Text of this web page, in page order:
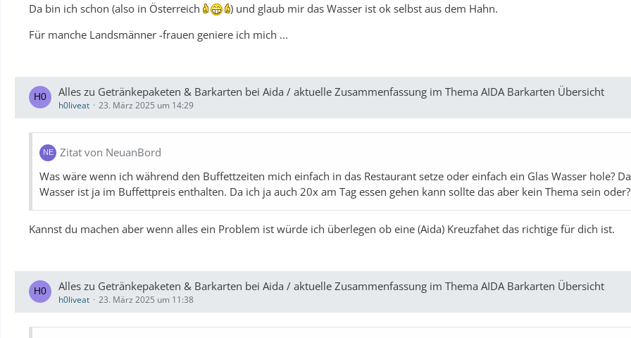
Da bin ich schon (also in Österreich
) und glaub mir das Wasser ist ok selbst aus dem Hahn.
Für manche Landsmänner -frauen geniere ich mich ...
Alles zu Getränkepaketen & Barkarten bei Aida / aktuelle Zusammenfassung im Thema AIDA Barkarten Übersicht
h0liveat 23. März 2025 um 14:29
Zitat von NeuanBord
Was wäre wenn ich während den Buffettzeiten mich einfach in das Restaurant setze oder einfach ein Glas Wasser hole?
Wasser ist ja im Buffettpreis enthalten. Da ich ja auch 20x am Tag essen gehen kann sollte das aber kein Thema sein oder?
Kannst du machen aber wenn alles ein Problem ist würde ich überlegen ob eine (Aida) Kreuzfahet das richtige für dich ist.
Alles zu Getränkepaketen & Barkarten bei Aida / aktuelle Zusammenfassung im Thema AIDA Barkarten Übersicht
h0liveat 23. März 2025 um 11:38